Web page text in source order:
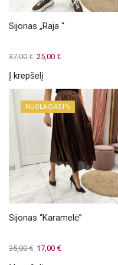
Sijonas „Raja “
37,00€ Original
was:
37,00 €.
25,00 €Current
25,00 €.
Į krepšelį
NUOLAIDA51%
Sijonas “Karamelė”
35,00€ Original
17,00 €Current